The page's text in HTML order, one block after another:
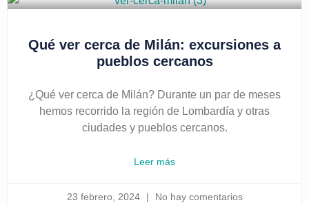
Qué ver cerca de Milán: excursiones a
pueblos cercanos
¿Qué ver cerca de Milán? Durante un par de meses
hemos recorrido la región de Lombardía y otras
ciudades y pueblos cercanos.
Leer más
23 febrero, 2024 No hay comentarios